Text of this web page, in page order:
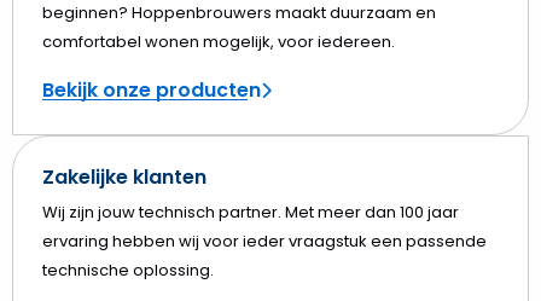
beginnen? Hoppenbrouwers maakt duurzaam en
comfortabel wonen mogelijk, voor iedereen.
Bekijk onze producten
Zakelijke klanten
Wij zijn jouw technisch partner. Met meer dan 100 jaar
ervaring hebben wij voor ieder vraagstuk een passende
technische oplossing.